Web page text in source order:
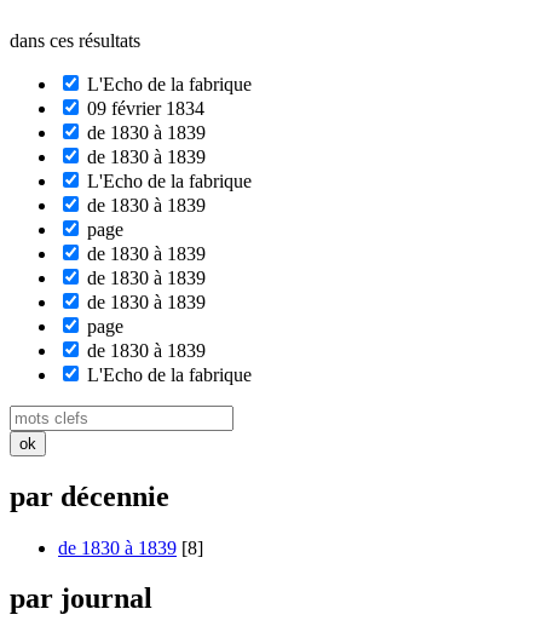
dans ces résultats
L'Echo de la fabrique
09 février 1834
de 1830 à 1839
de 1830 à 1839
L'Echo de la fabrique
de 1830 à 1839
page
de 1830 à 1839
de 1830 à 1839
de 1830 à 1839
page
de 1830 à 1839
L'Echo de la fabrique
par décennie
de 1830 à 1839 [8]
par journal